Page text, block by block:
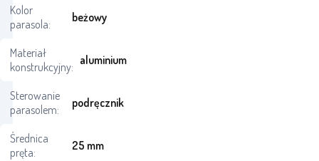
Kolor
parasola:
beżowy
Materiał
konstrukcyjny: aluminium
Sterowanie
parasolem:
podręcznik
Średnica
pręta:
25 mm